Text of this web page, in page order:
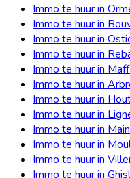
Immo te huur in
Immo te huur in
Immo te huur in
Immo te huur in
Immo te huur in
Immo te huur in
Immo te huur in
Immo te huur in
Immo te huur in
Immo te huur in
Immo te huur in
Immo te huur in